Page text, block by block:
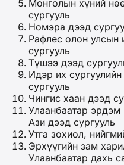
Монголын хүний
сургууль
Номэра дээд
Рафлес олон улсын
сургууль
Түшээ дээд
Идэр их
сургууль
Чингис хаан дээд
Улаанбаатар эрдэм
Ази дээд сургууль
Утга зохиол,
Эрхүүгийн зам
Улаанбаатар дахь